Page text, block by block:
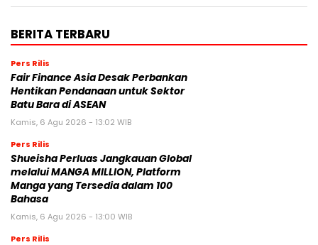
BERITA TERBARU
Pers Rilis
Fair Finance Asia Desak Perbankan
Hentikan Pendanaan untuk Sektor
Batu Bara di ASEAN
Kamis, 6 Agu 2026 - 13:02 WIB
Pers Rilis
Shueisha Perluas Jangkauan Global
melalui MANGA MILLION, Platform
Manga yang Tersedia dalam 100
Bahasa
Kamis, 6 Agu 2026 - 13:00 WIB
Pers Rilis